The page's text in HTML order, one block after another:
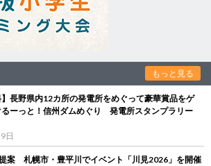
もっと見る
】長野県内12カ所の発電所をめぐって豪華賞品をゲ
るーっと！信州ダムめぐり 発電所スタンプラリー
日
案 札幌市・豊平川でイベント「川見2026」を開催